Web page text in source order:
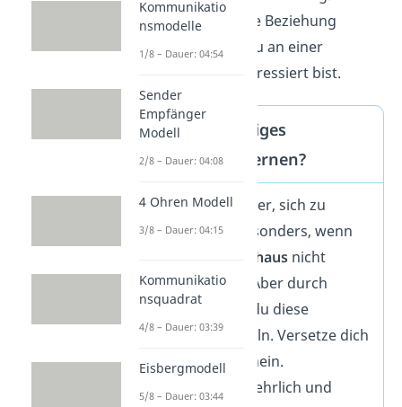
zeigt, dass dir die Beziehung
wichtig ist und du an einer
Versöhnung interessiert bist.
Kann man richtiges
Entschuldigen lernen?
Es fällt vielen schwer, sich zu
entschuldigen. Besonders, wenn
Elternhausnicht
vorgelebt wurde. Aber durch
Empathie kannst du diese
Fähigkeit entwickeln. Versetze dich
in den anderen hinein.
Entschuldige dich ehrlich und
Kommunikatio
nsmodelle
1/8 – Dauer: 04:54
Sender
Empfänger
Modell
2/8 – Dauer: 04:08
4 Ohren Modell
3/8 – Dauer: 04:15
Kommunikatio
nsquadrat
4/8 – Dauer: 03:39
Eisbergmodell
5/8 – Dauer: 03:44